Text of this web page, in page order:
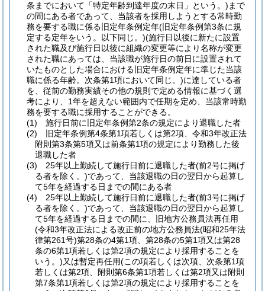
条までにおいて「特定年齢到達年度の末日」という。) まで
の間にある者であって、当該者を採用しようとする常時勤
務を要する職に係る旧定年条例定年(旧定年条例第3条に規
定する定年をいう。以下同じ。)(施行日以後に新たに設置
された職及び施行日以後に組織の変更等により名称が変更
された職にあっては、当該職が施行日の前日に設置されて
いたものとした場合における旧定年条例定年に準じた当該
職に係る年齢。次条第1項において同じ。)に達している者
を、従前の勤務実績その他の規則で定める情報に基づく選
考により、1年を超えない範囲内で任期を定め、当該常時勤
務を要する職に採用することができる。
(1)
施行日前に旧定年条例第2条の規定により退職した者
(2)
旧定年条例第4条第1項若しくは第2項、令和3年改正法
附則第3条第5項又は前条第1項の規定により勤務した後
退職した者
(3)
25年以上勤続して施行日前に退職した者(前2号に掲げ
る者を除く。)であって、当該退職の日の翌日から起算し
て5年を経過する日までの間にある者
(4)
25年以上勤続して施行日前に退職した者(前3号に掲げ
る者を除く。)であって、当該退職の日の翌日から起算し
て5年を経過する日までの間に、旧地方公務員法再任用
(令和3年改正法による改正前の地方公務員法(昭和25年法
律第261号)第28条の4第1項、第28条の5第1項又は第28
条の6第1項若しくは第2項の規定により採用することを
いう。)又は暫定再任用(この項若しくは次項、次条第1項
若しくは第2項、附則第6条第1項若しくは第2項又は附則
第7条第1項若しくは第2項の規定により採用することを